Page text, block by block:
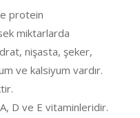
protein
miktarlarda
nişasta, şeker,
ve kalsiyum vardır.
D ve E vitaminleridir.